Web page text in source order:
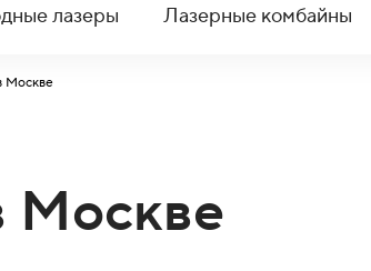
лазеры Лазерные комбайны
Москве
Москве